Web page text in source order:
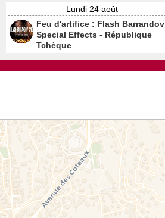
Lundi 24 août
Feu d'artifice : Flash Barrandov
Special Effects - République
Tchèque